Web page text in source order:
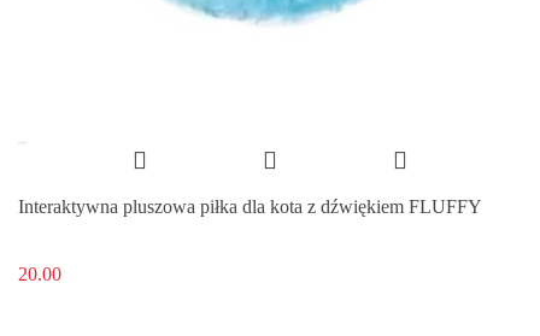
Interaktywna pluszowa piłka dla kota z dźwiękiem FLUFFY
20.00